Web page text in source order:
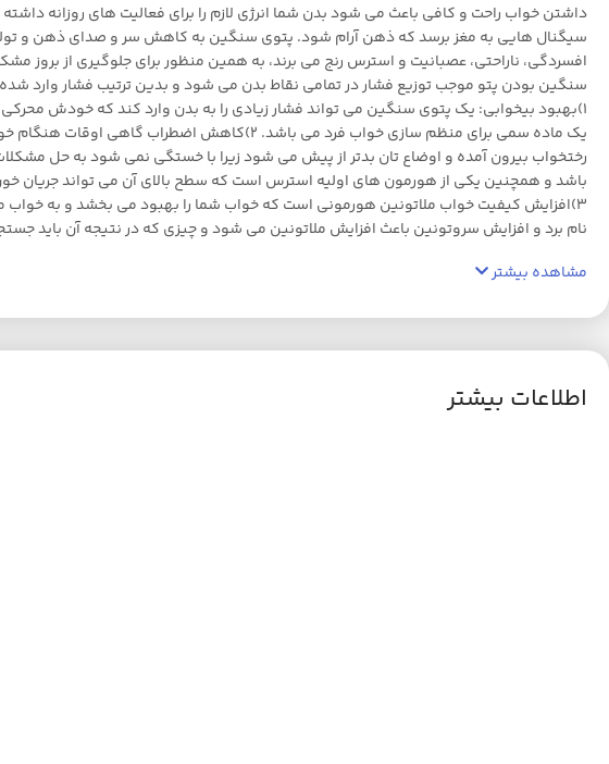
داشتن خواب راحت و کافی باعث می شود بدن شما انرژی لازم را برای فعالیت های روزانه
سیگنال هایی به مغز برسد که ذهن آرام شود. پتوی سنگین به کاهش سر و صدای ذهن و تولید
افسردگی، ناراحتی، عصبانیت و استرس رنج می برند، به همین منظور برای جلوگیری از
سنگین بودن پتو موجب توزیع فشار در تمامی نقاط بدن می شود و بدین ترتیب فشار وارد
1)بهبود بیخوابی: یک پتوی سنگین می تواند فشار زیادی را به بدن وارد کند که خودش
یک ماده سمی برای منظم سازی خواب فرد می باشد.
رختخواب بیرون آمده و اوضاع تان بدتر از پیش می شود زیرا با خستگی نمی شود به حل
باشد و همچنین یکی از هورمون های اولیه استرس است که سطح بالای آن می تواند جریان
3)افزایش کیفیت خواب ملاتونین هورمونی است که خواب شما را بهبود می بخشد و به خواب
نام برد و افزایش سروتونین باعث افزایش ملاتونین می شود و چیزی که در نتیجه آن باید
مشاهده بیشتر
اطلاعات بیشتر